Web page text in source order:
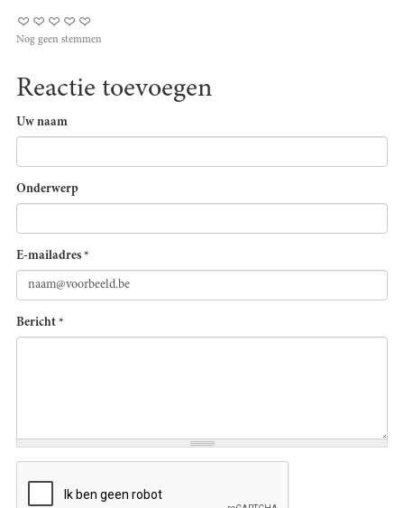
Nog geen stemmen
Reactie toevoegen
Uw naam
Onderwerp
E-mailadres *
Bericht *